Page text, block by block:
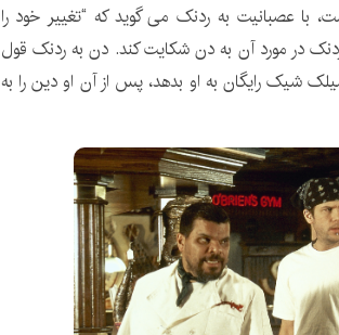
با عصبانیت به ردنک می گوید که “تغییر خود را
در مورد آن به دن شکایت کند. دن به ردنک قول
شیک رایگان به او بدهد، پس از آن او دین را به